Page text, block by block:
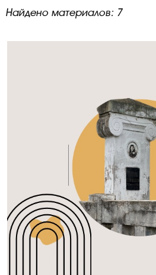
Найдено материалов: 7